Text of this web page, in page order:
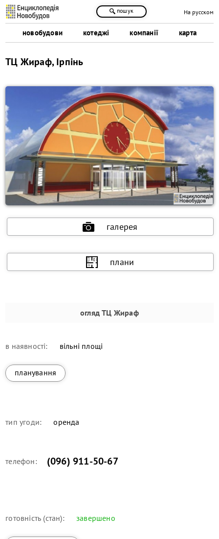
новобудови котеджі компанії карта
пошук На русском
ТЦ Жираф, Ірпінь
галерея
плани
огляд ТЦ Жираф
в наявності: вільні площі
планування
тип угоди: оренда
телефон: (096) 911-50-67
готовність (стан): завершено